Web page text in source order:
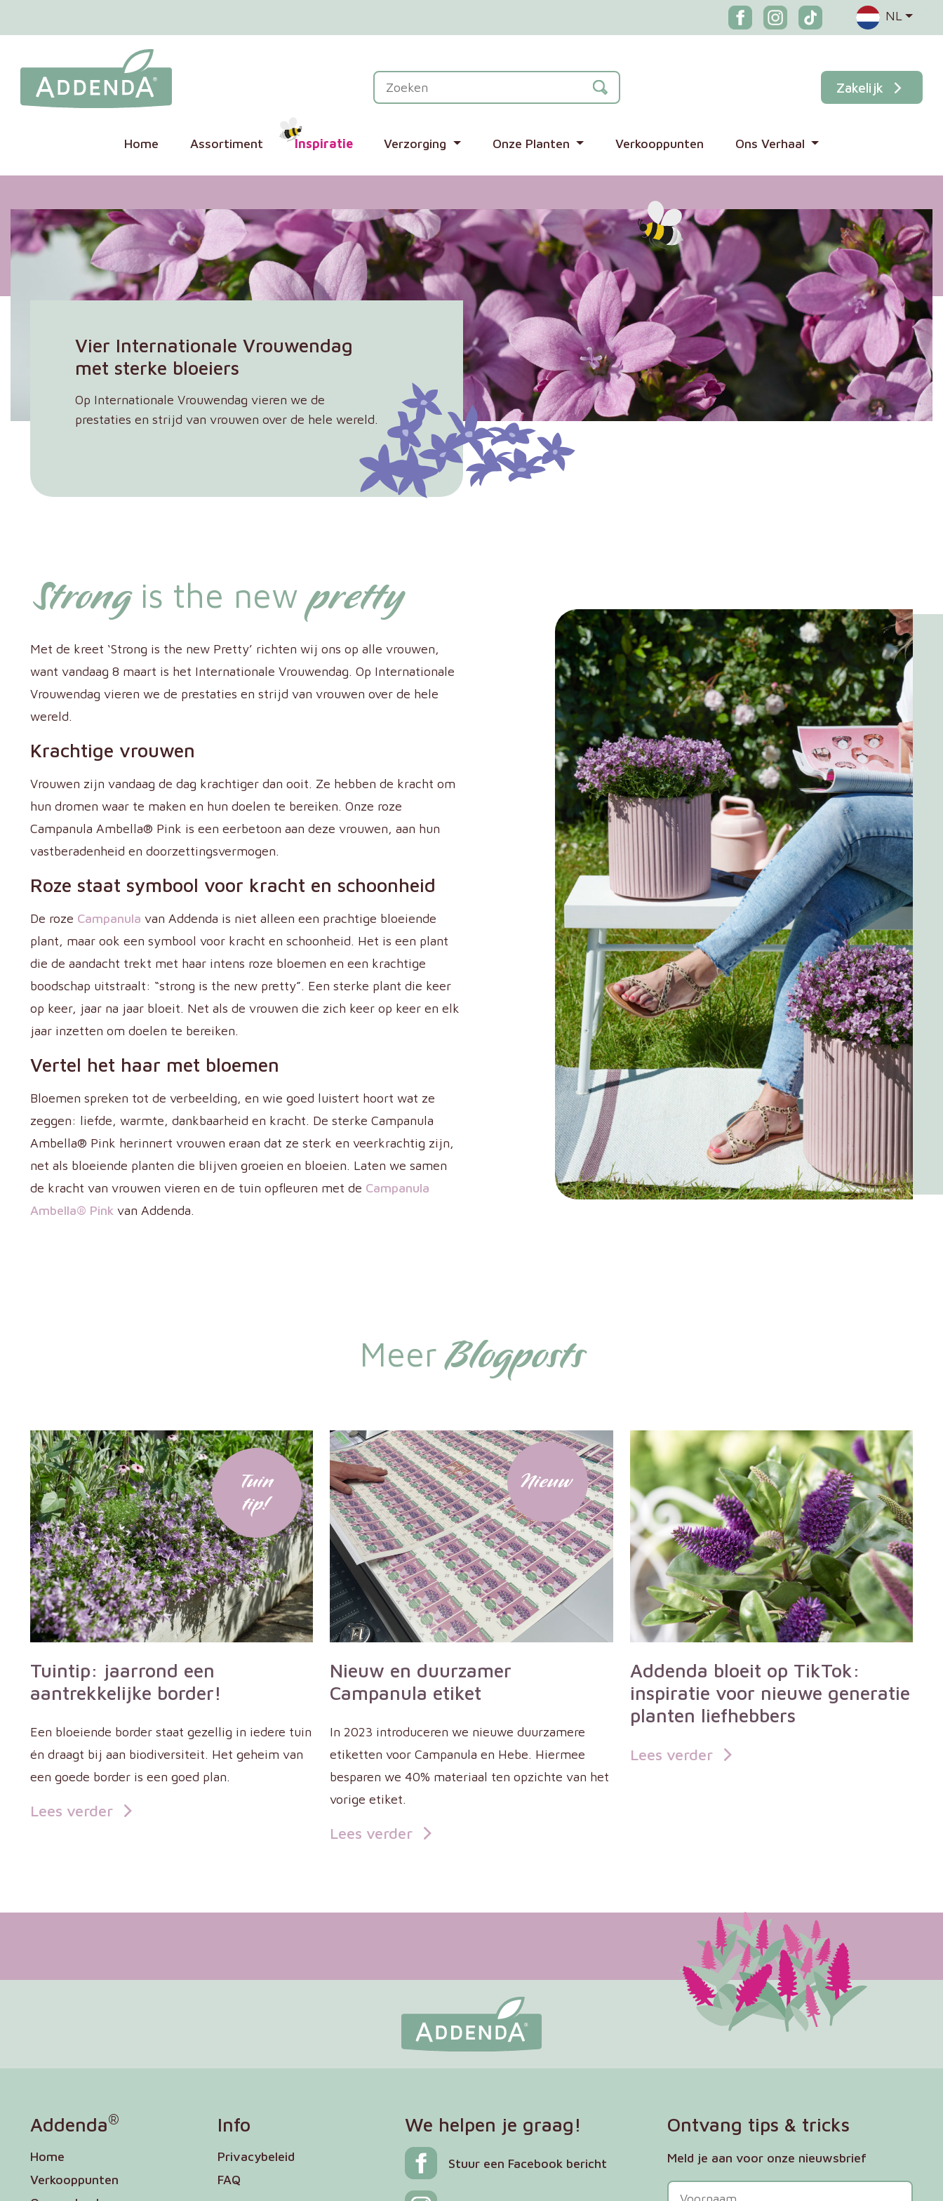
NL
Zakelijk
Home Assortiment Inspiratie Verzorging Onze Planten Verkooppunten Ons Verhaal
Vier Internationale Vrouwendag
met sterke bloeiers
Op Internationale Vrouwendag vieren we de
prestaties en strijd van vrouwen over de hele wereld.
Strongis the newpretty
Met de kreet ‘Strong is the new Pretty’ richten wij ons op alle vrouwen,
want vandaag 8 maart is het Internationale Vrouwendag. Op Internationale
Vrouwendag vieren we de prestaties en strijd van vrouwen over de hele
wereld.
Krachtige vrouwen
Vrouwen zijn vandaag de dag krachtiger dan ooit. Ze hebben de kracht om
hun dromen waar te maken en hun doelen te bereiken. Onze roze
Campanula Ambella® Pink is een eerbetoon aan deze vrouwen, aan hun
vastberadenheid en doorzettingsvermogen.
Roze staat symbool voor kracht en schoonheid
De roze Campanula van Addenda is niet alleen een prachtige bloeiende
plant, maar ook een symbool voor kracht en schoonheid. Het is een plant
die de aandacht trekt met haar intens roze bloemen en een krachtige
boodschap uitstraalt: “strong is the new pretty”. Een sterke plant die keer
op keer, jaar na jaar bloeit. Net als de vrouwen die zich keer op keer en elk
jaar inzetten om doelen te bereiken.
Vertel het haar met bloemen
Bloemen spreken tot de verbeelding, en wie goed luistert hoort wat ze
zeggen: liefde, warmte, dankbaarheid en kracht. De sterke Campanula
Ambella® Pink herinnert vrouwen eraan dat ze sterk en veerkrachtig zijn,
net als bloeiende planten die blijven groeien en bloeien. Laten we samen
de kracht van vrouwen vieren en de tuin opfleuren met de Campanula
Ambella® Pink van Addenda.
MeerBlogposts
Tuin
tip!
Tuintip: jaarrond een
aantrekkelijke border!
Een bloeiende border staat gezellig in iedere tuin
én draagt bij aan biodiversiteit. Het geheim van
een goede border is een goed plan.
Lees verder
Nieuw
Nieuw en duurzamer
Campanula etiket
In 2023 introduceren we nieuwe duurzamere
etiketten voor Campanula en Hebe. Hiermee
besparen we 40% materiaal ten opzichte van het
vorige etiket.
Lees verder
Addenda bloeit op TikTok:
inspiratie voor nieuwe generatie
planten liefhebbers
Lees verder
Addenda®
Home
Verkooppunten
Info
Privacybeleid
FAQ
We helpen je graag!
Stuur een Facebook bericht
Ontvang tips & tricks
Meld je aan voor onze nieuwsbrief